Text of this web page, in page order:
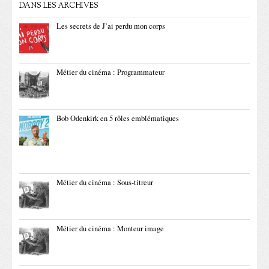
DANS LES ARCHIVES
Les secrets de J’ai perdu mon corps
Métier du cinéma : Programmateur
Bob Odenkirk en 5 rôles emblématiques
Métier du cinéma : Sous-titreur
Métier du cinéma : Monteur image